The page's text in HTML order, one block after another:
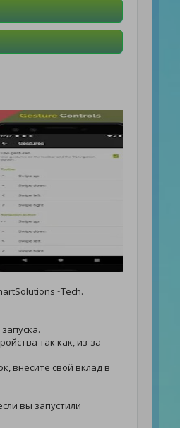
так как, из-за
внесите свой вклад в
вы запустили